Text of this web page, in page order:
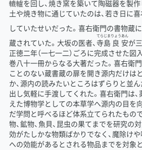
轆轤を回し、焼き窯を築いて陶磁器を製
土や焼き物に通じていたのは、若き日に
していたせいだった。喜右衛門の書物蔵に
蔵されていた。大坂の医者、寺
てら
島
じま
良
りょう
安
あん
が
正徳二年（一七一二）ごろに完成させた図
巻八十一冊からなる大著だった。喜右衛
ことのない蔵書蔵の扉を開き源内だけは
か、源内の読みたいところはずらりと並
出し気軽に手渡してくれた。喜右衛門は
えた博物学としての本草学へ源内の目を
だ学問と呼べるほど体系立てられたもの
物、鉱物、魚貝、昆虫の果てまでを研究の
効がたしかな物類ばかりでなく、魔除け
への効能があるとされる物品までを対象と